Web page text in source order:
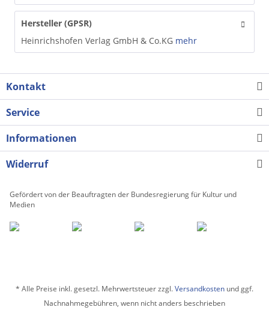
Hersteller (GPSR)
Heinrichshofen Verlag GmbH & Co.KG mehr
Kontakt
Service
Informationen
Widerruf
Gefördert von der Beauftragten der Bundesregierung für Kultur und
Medien
* Alle Preise inkl. gesetzl. Mehrwertsteuer zzgl.Versandkosten und ggf.
Nachnahmegebühren, wenn nicht anders beschrieben